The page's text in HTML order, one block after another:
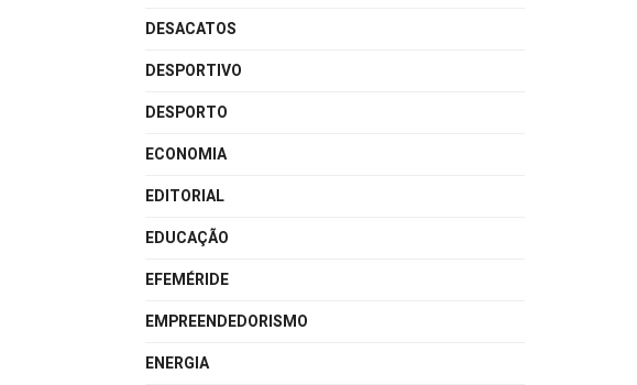
DESACATOS
DESPORTIVO
DESPORTO
ECONOMIA
EDITORIAL
EDUCAÇÃO
EFEMÉRIDE
EMPREENDEDORISMO
ENERGIA